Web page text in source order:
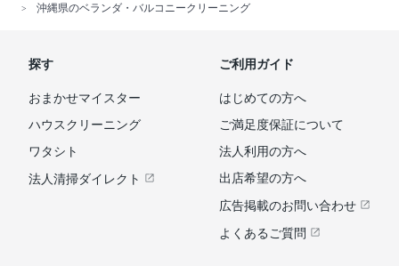
沖縄県のベランダ・バルコニークリーニング
探す
おまかせマイスター
ハウスクリーニング
ワタシト
法人清掃ダイレクト
ご利用ガイド
はじめての方へ
ご満足度保証について
法人利用の方へ
出店希望の方へ
広告掲載のお問い合わせ
よくあるご質問